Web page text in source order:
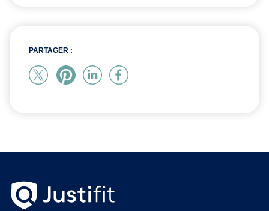
PARTAGER :